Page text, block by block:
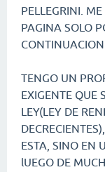
PELLEGRINI.
PAGINA SOLO
CONTINUACION
TENGO UN
EXIGENTE QUE
LEY(LEY DE
ESTA, SINO EN
lUEGO DE